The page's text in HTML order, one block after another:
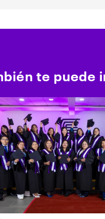
te puede